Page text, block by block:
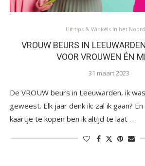
Uit tips & Winkels in het
VROUW BEURS IN
VOOR VROUWEN ÉN
31 maart 2023
De VROUW beurs in Leeuwarden, ik
geweest. Elk jaar denk ik: zal ik gaan?
kaartje te kopen ben ik altijd te laat …